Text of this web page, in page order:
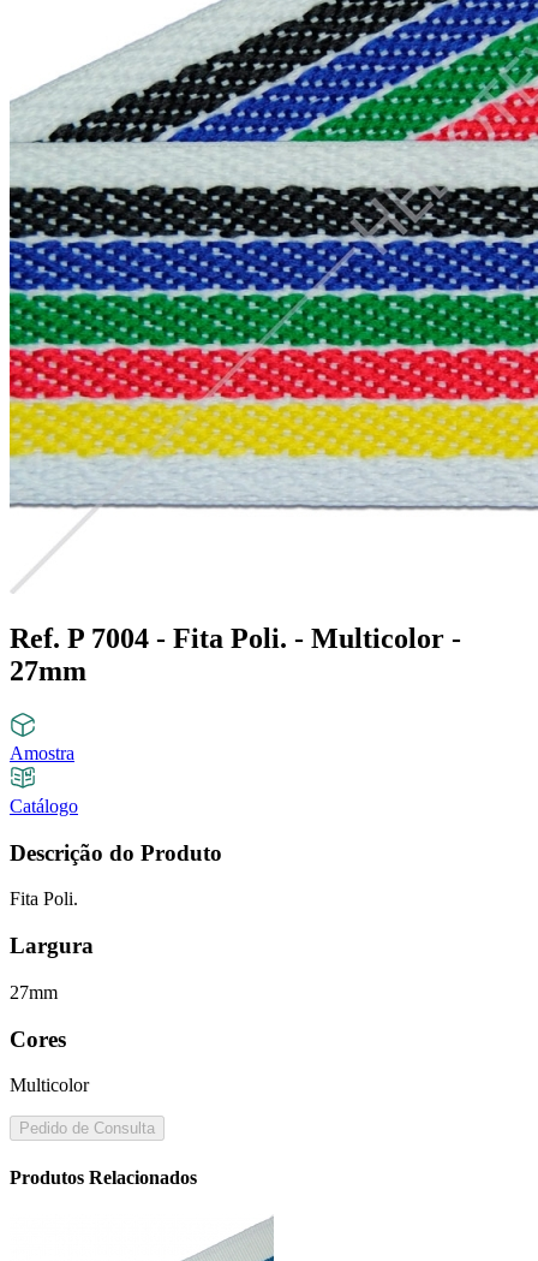
Ref. P 7004 - Fita Poli. - Multicolor -
27mm
Amostra
Catálogo
Descrição do Produto
Fita Poli.
Largura
27mm
Cores
Multicolor
Pedido de Consulta
Produtos Relacionados